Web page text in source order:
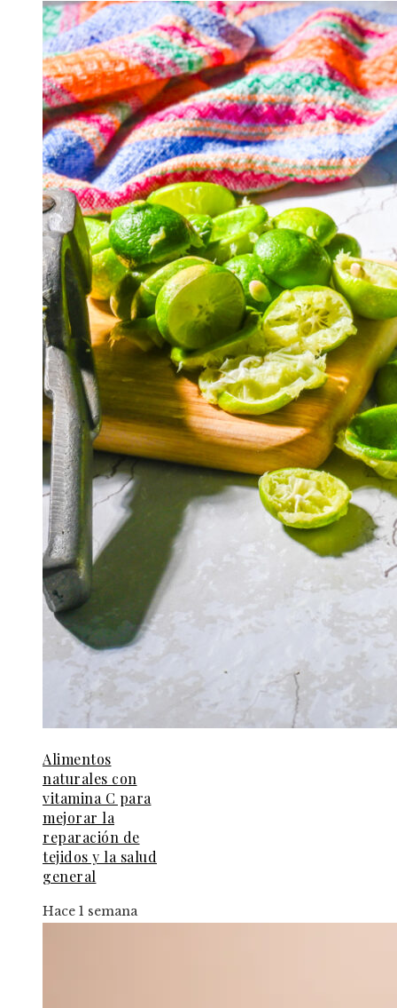
Alimentos
naturales con
vitamina C para
mejorar la
reparación de
tejidos y la salud
general
Hace 1 semana